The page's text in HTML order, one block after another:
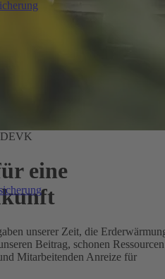
DEVK
eine
unserer Zeit, die
Beitrag, schonen Ressourcen
Mitarbeitenden Anreize für